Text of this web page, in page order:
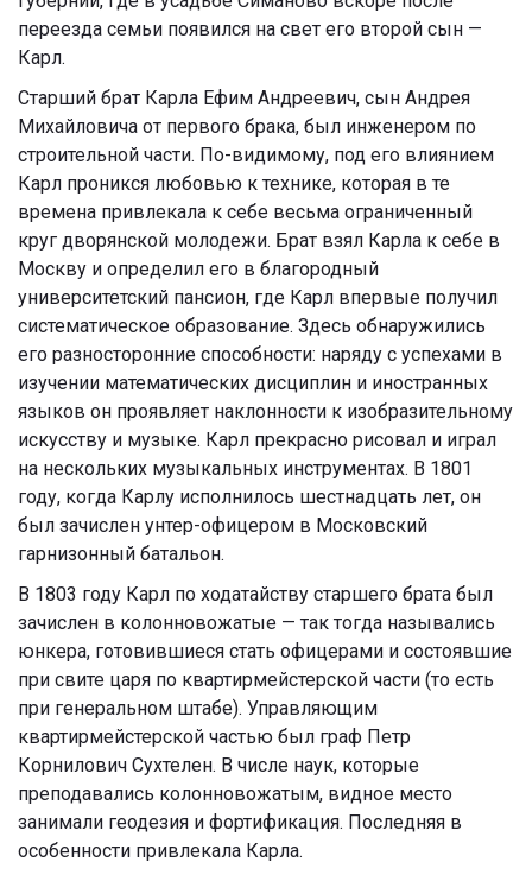
переезда семьи появился на свет его второй сын —
Карл.
Старший брат Карла Ефим Андреевич, сын Андрея
Михайловича от первого брака, был инженером по
строительной части. По-видимому, под его влиянием
Карл проникся любовью к технике, которая в те
времена привлекала к себе весьма ограниченный
круг дворянской молодежи. Брат взял Карла к себе в
Москву и определил его в благородный
университетский пансион, где Карл впервые получил
систематическое образование. Здесь обнаружились
его разносторонние способности: наряду с успехами в
изучении математических дисциплин и иностранных
языков он проявляет наклонности к изобразительному
искусству и музыке. Карл прекрасно рисовал и играл
на нескольких музыкальных инструментах. В 1801
году, когда Карлу исполнилось шестнадцать лет, он
был зачислен унтер-офицером в Московский
гарнизонный батальон.
В 1803 году Карл по ходатайству старшего брата был
зачислен в колонновожатые — так тогда назывались
юнкера, готовившиеся стать офицерами и состоявшие
при свите царя по квартирмейстерской части (то есть
при генеральном штабе). Управляющим
квартирмейстерской частью был граф Петр
Корнилович Сухтелен. В числе наук, которые
преподавались колонновожатым, видное место
занимали геодезия и фортификация. Последняя в
особенности привлекала Карла.